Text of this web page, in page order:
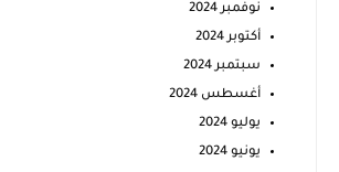
نوفمبر 2024
أكتوبر 2024
سبتمبر 2024
أغسطس 2024
يوليو 2024
يونيو 2024